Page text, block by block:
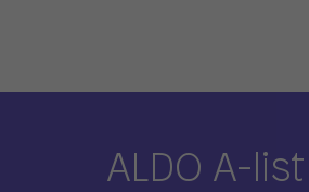
ALDO A-list